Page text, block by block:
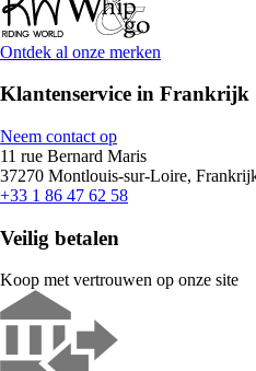
Ontdek al onze merken
Klantenservice in Frankrijk
Neem contact op
11 rue Bernard Maris
37270 Montlouis-sur-Loire,
+33 1 86 47 62 58
Veilig betalen
Koop met vertrouwen op onze site